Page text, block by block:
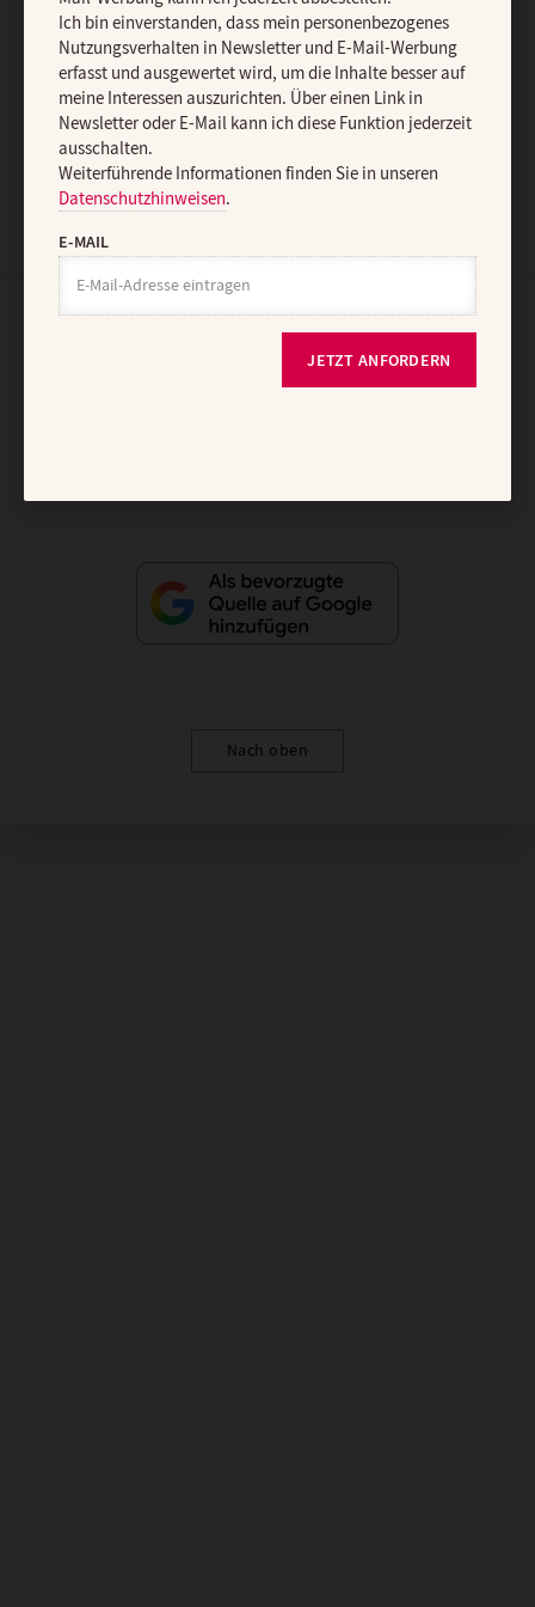
E-MAIL
JETZT ANMELDEN
Datenschutz Barrierefreiheit
Nach oben
Ich bin einverstanden, dass mein personenbezogenes
Nutzungsverhalten in Newsletter und E-Mail-Werbung
erfasst und ausgewertet wird, um die Inhalte besser auf
meine Interessen auszurichten. Über einen Link in
Newsletter oder E-Mail kann ich diese Funktion jederzeit
ausschalten.
Weiterführende Informationen finden Sie in unseren
Datenschutzhinweisen.
E-MAIL
JETZT ANFORDERN